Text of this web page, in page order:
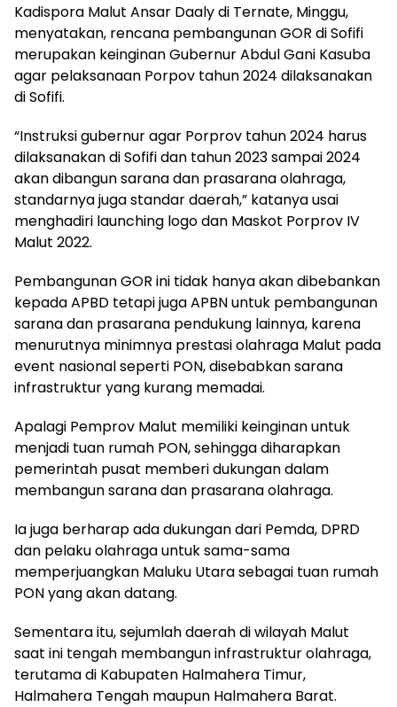
Kadispora Malut Ansar Daaly di Ternate, Minggu,
menyatakan, rencana pembangunan GOR di Sofifi
merupakan keinginan Gubernur Abdul Gani Kasuba
agar pelaksanaan Porpov tahun 2024 dilaksanakan
di Sofifi.
“Instruksi gubernur agar Porprov tahun 2024 harus
dilaksanakan di Sofifi dan tahun 2023 sampai 2024
akan dibangun sarana dan prasarana olahraga,
standarnya juga standar daerah,” katanya usai
menghadiri launching logo dan Maskot Porprov IV
Malut 2022.
Pembangunan GOR ini tidak hanya akan dibebankan
kepada APBD tetapi juga APBN untuk pembangunan
sarana dan prasarana pendukung lainnya, karena
menurutnya minimnya prestasi olahraga Malut pada
event nasional seperti PON, disebabkan sarana
infrastruktur yang kurang memadai.
Apalagi Pemprov Malut memiliki keinginan untuk
menjadi tuan rumah PON, sehingga diharapkan
pemerintah pusat memberi dukungan dalam
membangun sarana dan prasarana olahraga.
Ia juga berharap ada dukungan dari Pemda, DPRD
dan pelaku olahraga untuk sama-sama
memperjuangkan Maluku Utara sebagai tuan rumah
PON yang akan datang.
Sementara itu, sejumlah daerah di wilayah Malut
saat ini tengah membangun infrastruktur olahraga,
terutama di Kabupaten Halmahera Timur,
Halmahera Tengah maupun Halmahera Barat.